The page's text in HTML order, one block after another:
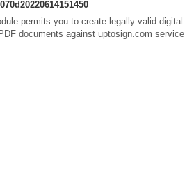
permits you to create legally valid digital
documents against uptosign.com service